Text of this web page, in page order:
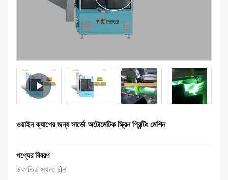
ওয়াইন ক্যাপের জন্য সার্ভো অটোমেটিক স্ক্রিন প্রিন্টিং মেশিন
পণ্যের বিবরণ
উৎপত্তি স্থল: চীন